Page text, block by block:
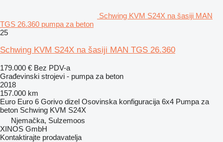
Schwing KVM S24X na šasiji MAN
TGS 26.360 pumpa za beton
25
Schwing KVM S24X na šasiji MAN TGS 26.360
179.000 € Bez PDV-a
Građevinski strojevi - pumpa za beton
2018
157.000 km
Euro Euro 6 Gorivo dizel Osovinska konfiguracija 6x4 Pumpa za
beton Schwing KVM S24X
Njemačka, Sulzemoos
XINOS GmbH
Kontaktirajte prodavatelja